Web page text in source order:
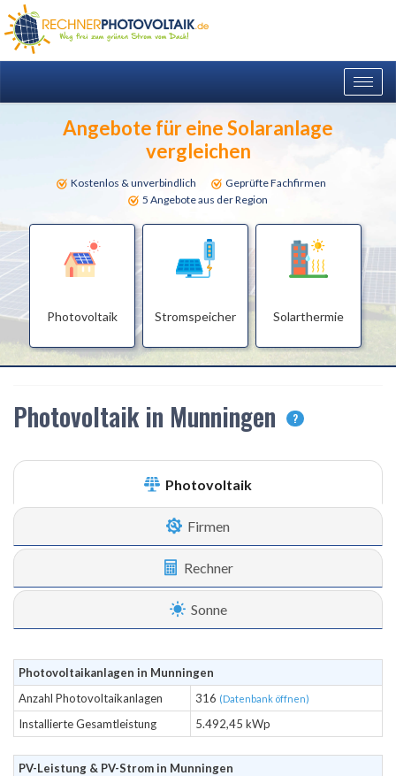
Angebote für eine Solaranlage
vergleichen
Kostenlos & unverbindlich
Geprüfte Fachfirmen
5 Angebote aus der Region
Photovoltaik Stromspeicher Solarthermie
Photovoltaik in Munningen ?
Photovoltaik
Firmen
Rechner
Sonne
Photovoltaikanlagen in Munningen
Anzahl Photovoltaikanlagen
316 (Datenbank öffnen)
Installierte Gesamtleistung 5.492,45 kWp
PV-Leistung & PV-Strom in Munningen